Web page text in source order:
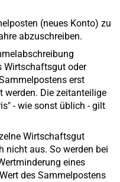
(neues Konto) zu
abzuschreiben.
Wirtschaftsgut oder
erst
werden. Die zeitanteilige
- wie sonst üblich - gilt
Wirtschaftsgut
nicht aus. So werden bei
eines
des Sammelpostens